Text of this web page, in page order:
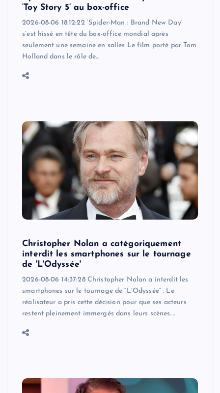
‘Toy Story 5’ au box-office
2026-08-06 18:12:22 ‘Spider-Man : Brand New Day’
s’est hissé en tête du box-office mondial après
seulement une semaine en salles Le film porté par Tom
Holland dans le rôle de…
Christopher Nolan a catégoriquement
interdit les smartphones sur le tournage
de 'L'Odyssée'
2026-08-06 14:37:28 Christopher Nolan a interdit les
smartphones sur le tournage de “L’Odyssée” . Le
réalisateur a pris cette décision pour que ses acteurs
restent pleinement immergés dans leurs scènes.…